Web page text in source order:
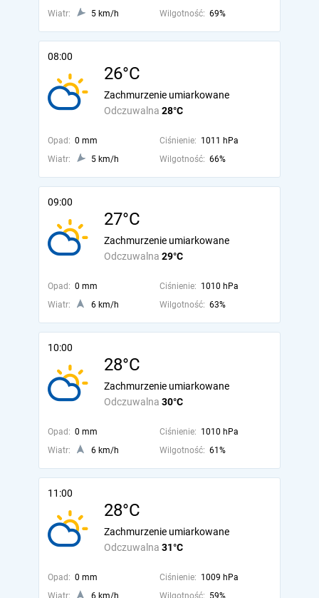
Wiatr: 5 km/h Wilgotność: 69%
08:00
26°C
Odczuwalna 28°C
Zachmurzenie umiarkowane
Opad: 0 mm Ciśnienie: 1011 hPa
Wiatr:
5 km/h Wilgotność: 66%
09:00
27°C
Odczuwalna 29°C
Zachmurzenie umiarkowane
Opad: 0 mm Ciśnienie: 1010 hPa
Wiatr:
6 km/h Wilgotność: 63%
10:00
28°C
Odczuwalna 30°C
Zachmurzenie umiarkowane
Opad: 0 mm Ciśnienie: 1010 hPa
Wiatr:
6 km/h Wilgotność: 61%
11:00
28°C
Odczuwalna 31°C
Zachmurzenie umiarkowane
Opad: 0 mm Ciśnienie: 1009 hPa
Wiatr:
6 km/h Wilgotność: 59%